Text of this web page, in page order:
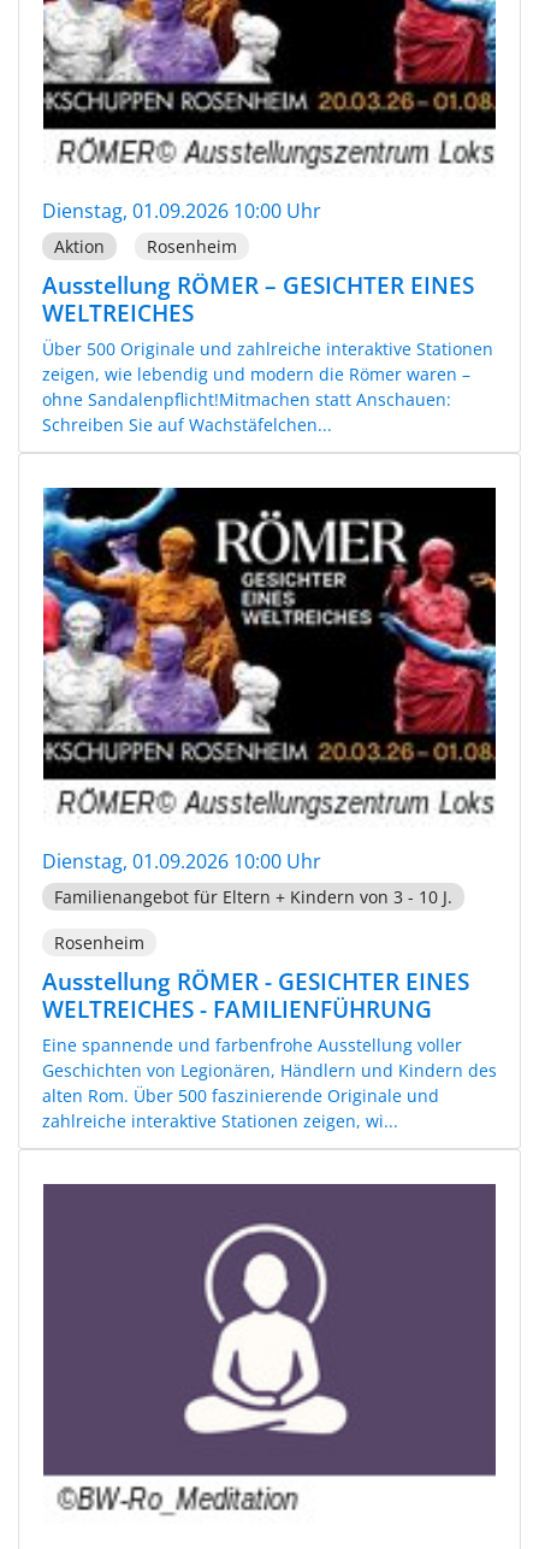
Dienstag, 01.09.2026 10:00 Uhr
Aktion Rosenheim
Ausstellung RÖMER – GESICHTER EINES
WELTREICHES
Über 500 Originale und zahlreiche interaktive Stationen
zeigen, wie lebendig und modern die Römer waren –
ohne Sandalenpflicht!Mitmachen statt Anschauen:
Schreiben Sie auf Wachstäfelchen...
Dienstag, 01.09.2026 10:00 Uhr
Familienangebot für Eltern + Kindern von 3 - 10 J.
Rosenheim
Ausstellung RÖMER - GESICHTER EINES
WELTREICHES - FAMILIENFÜHRUNG
Eine spannende und farbenfrohe Ausstellung voller
Geschichten von Legionären, Händlern und Kindern des
alten Rom. Über 500 faszinierende Originale und
zahlreiche interaktive Stationen zeigen, wi...